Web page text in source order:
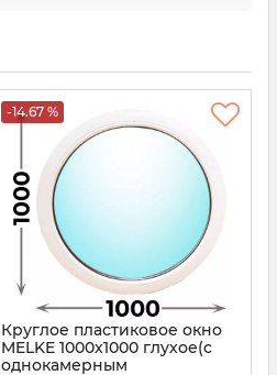
-14.67 %
Круглое пластиковое окно
MELKE 1000x1000 глухое(с
однокамерным